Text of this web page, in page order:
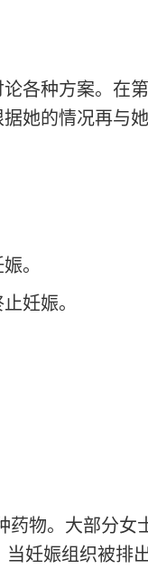
各种方案。在
她的情况再与
。
妊娠。
物。大部分女
妊娠组织被排